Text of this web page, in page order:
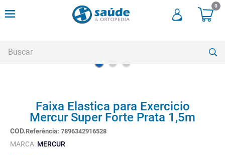
0
Faixa Elastica para Exercicio
Mercur Super Forte Prata 1,5m
Referência: 7896342916528
MARCA: MERCUR
andadores
meia compressao
3º
cadeira rodas